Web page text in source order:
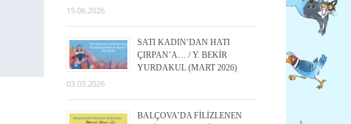
15.06.2026
SATI KADIN’DAN HATI
ÇIRPAN’A… / Y. BEKİR
YURDAKUL (MART 2026)
03.03.2026
BALÇOVA’DA FİLİZLENEN